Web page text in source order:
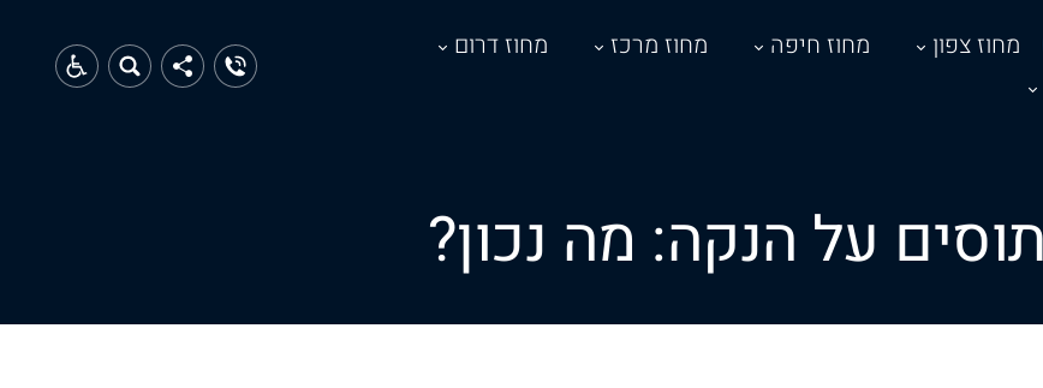
מחוז צפון מחוז חיפה מחוז מרכז
מחוז דרום